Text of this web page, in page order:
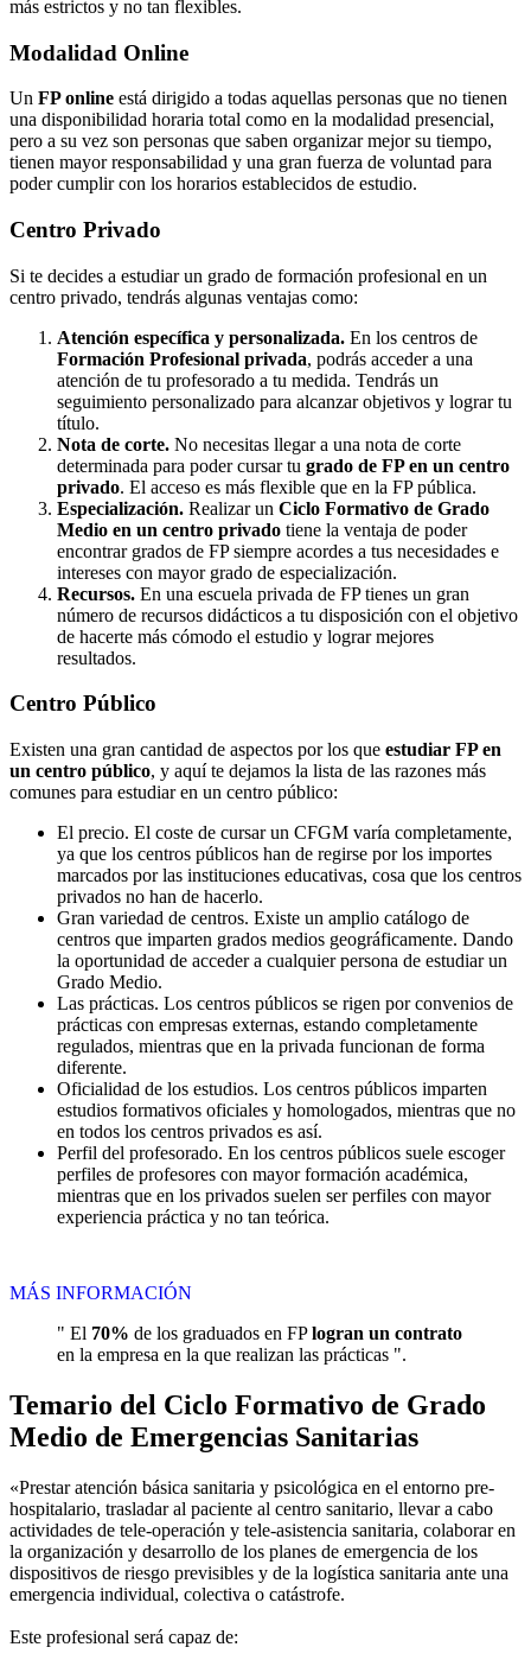
más estrictos y no tan flexibles.
Modalidad Online
Un FP online está dirigido a todas aquellas personas que no tienen
una disponibilidad horaria total como en la modalidad presencial,
pero a su vez son personas que saben organizar mejor su tiempo,
tienen mayor responsabilidad y una gran fuerza de voluntad para
poder cumplir con los horarios establecidos de estudio.
Centro Privado
Si te decides a estudiar un grado de formación profesional en un
centro privado, tendrás algunas ventajas como:
Atención específica y personalizada. En los centros de
Formación Profesional privada, podrás acceder a una
atención de tu profesorado a tu medida. Tendrás un
seguimiento personalizado para alcanzar objetivos y lograr tu
título.
Nota de corte. No necesitas llegar a una nota de corte
determinada para poder cursar tu grado de FP en un centro
privado. El acceso es más flexible que en la FP pública.
Especialización. Realizar un Ciclo Formativo de Grado
Medio en un centro privado tiene la ventaja de poder
encontrar grados de FP siempre acordes a tus necesidades e
intereses con mayor grado de especialización.
Recursos. En una escuela privada de FP tienes un gran
número de recursos didácticos a tu disposición con el objetivo
de hacerte más cómodo el estudio y lograr mejores
resultados.
Centro Público
Existen una gran cantidad de aspectos por los que estudiar FP en
un centro público, y aquí te dejamos la lista de las razones más
comunes para estudiar en un centro público:
El precio. El coste de cursar un CFGM varía completamente,
ya que los centros públicos han de regirse por los importes
marcados por las instituciones educativas, cosa que los centros
privados no han de hacerlo.
Gran variedad de centros. Existe un amplio catálogo de
centros que imparten grados medios geográficamente. Dando
la oportunidad de acceder a cualquier persona de estudiar un
Grado Medio.
Las prácticas. Los centros públicos se rigen por convenios de
prácticas con empresas externas, estando completamente
regulados, mientras que en la privada funcionan de forma
diferente.
Oficialidad de los estudios. Los centros públicos imparten
estudios formativos oficiales y homologados, mientras que no
en todos los centros privados es así.
Perfil del profesorado. En los centros públicos suele escoger
perfiles de profesores con mayor formación académica,
mientras que en los privados suelen ser perfiles con mayor
experiencia práctica y no tan teórica.
MÁS INFORMACIÓN
" El 70% de los graduados en FPlogran un contrato
en la empresa en la que realizan las prácticas ".
Temario del Ciclo Formativo de Grado
Medio de Emergencias Sanitarias
«Prestar atención básica sanitaria y psicológica en el entorno pre-
hospitalario, trasladar al paciente al centro sanitario, llevar a cabo
actividades de tele-operación y tele-asistencia sanitaria, colaborar en
la organización y desarrollo de los planes de emergencia de los
dispositivos de riesgo previsibles y de la logística sanitaria ante una
emergencia individual, colectiva o catástrofe.
Este profesional será capaz de: